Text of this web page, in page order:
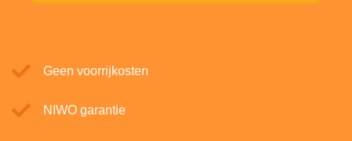
Geen voorrijkosten
NIWO garantie